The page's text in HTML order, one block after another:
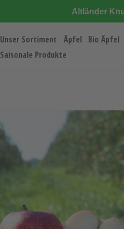
Altländer
Unser Sortiment Äpfel Bio Äpfel
Saisonale Produkte